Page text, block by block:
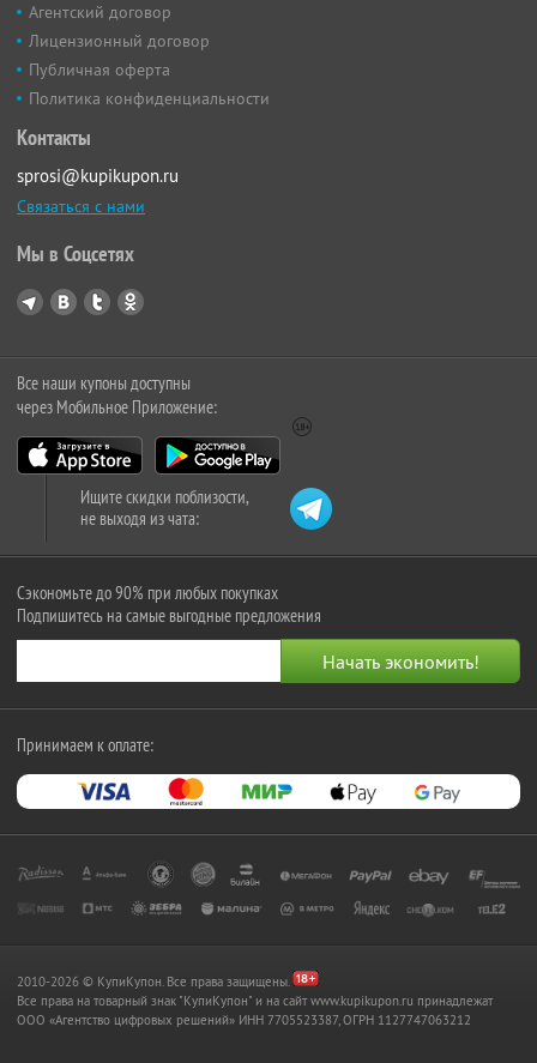
Агентский договор
Лицензионный договор
Публичная оферта
Политика конфиденциальности
Контакты
sprosi@kupikupon.ru
Связаться с нами
Мы в Соцсетях
Все наши купоны доступны
через Мобильное Приложение:
Ищите скидки поблизости,
не выходя из чата:
Сэкономьте до 90% при любых покупках
Подпишитесь на самые выгодные предложения
Принимаем к оплате:
2010-2026 © КупиКупон. Все права защищены.
Все права на товарный знак "КупиКупон" и на сайт www.kupikupon.ru принадлежат
OOO «Агентство цифровых решений» ИНН 7705523387, ОГРН 1127747063212